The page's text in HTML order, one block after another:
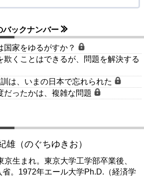
バックナンバー
国家をゆるがすか？
欺くことはできるが、問題を解決する
は、いまの日本で忘れられた
だったかは、複雑な問題
雄（のぐちゆきお）
京生まれ。東京大学工学部卒業後、
省。1972年エール大学Ph.D.（経済学